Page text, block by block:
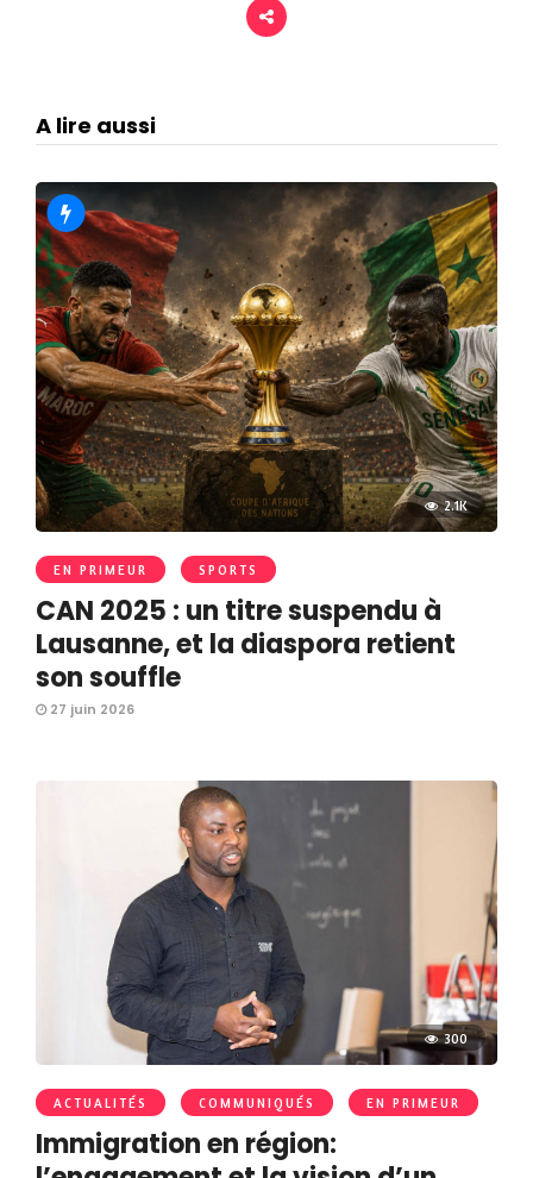
A lire aussi
2.1K
EN PRIMEUR SPORTS
CAN 2025 : un titre suspendu à
Lausanne, et la diaspora retient
son souffle
27 juin 2026
300
ACTUALITÉS COMMUNIQUÉS EN PRIMEUR
Immigration en région: